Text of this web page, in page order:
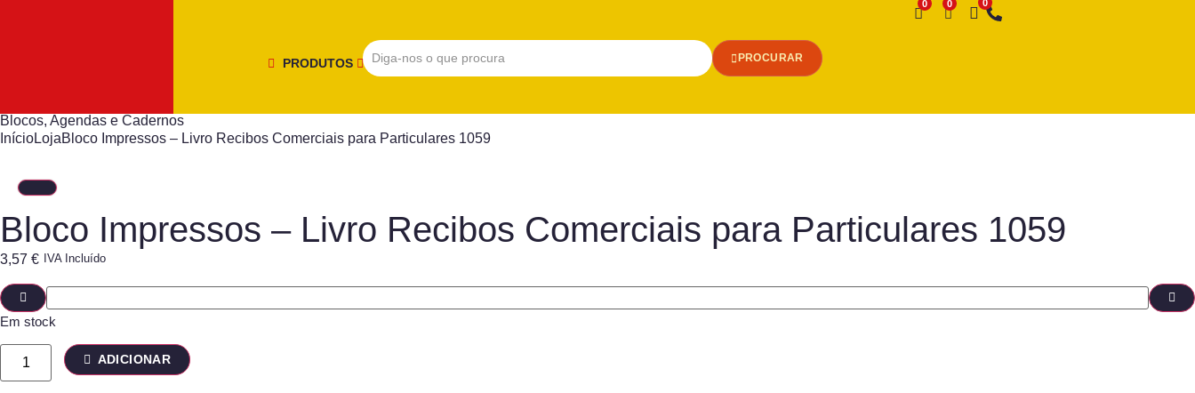
PRODUTOS PROCURAR
Desejo
Blocos, Agendas e Cadernos
InícioLojaBloco Impressos – Livro Recibos Comerciais para Particulares 1059
Bloco Impressos – Livro Recibos Comerciais para Particulares 1059
3,57 € IVA Incluído
Em stock
ADICIONAR